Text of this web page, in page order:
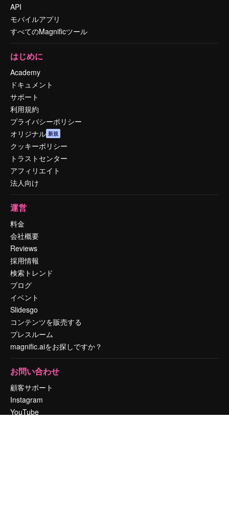
API
モバイルアプリ
すべてのMagnificツール
はじめに
Academy
ドキュメント
サポート
利用規約
プライバシーポリシー
オリジナル 新規
クッキーポリシー
トラストセンター
アフィリエイト
法人向け
運営
料金
会社概要
Reviews
採用情報
検索トレンド
ブログ
イベント
Slidesgo
コンテンツを販売する
プレスルーム
magnific.aiをお探しですか？
お問い合わせ
顧客サポート
Instagram
YouTube